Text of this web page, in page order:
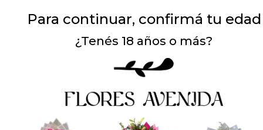
Para continuar, confirmá tu edad
¿Tenés 18 años o más?